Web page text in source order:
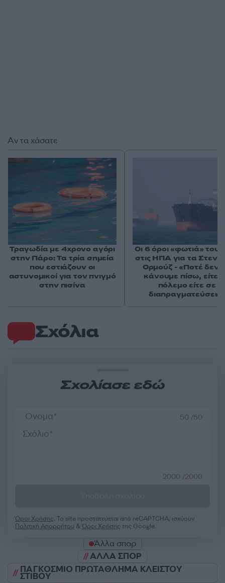
Σχόλια
Σχολίασε εδώ
50 /50
2000 /2000
Όροι Χρήσης. Το site προστατεύεται από reCAPTCHA, ισχύουν
Πολιτική Απορρήτου &Όροι Χρήσης της Google.
Άλλα σπορ
ΑΛΛΑ ΣΠΟΡ
ΠΑΓΚΟΣΜΙΟ ΠΡΩΤΑΘΛΗΜΑ ΚΛΕΙΣΤΟΥ
ΣΤΙΒΟΥ
Αν τα χάσατε
Τραγωδία με 4χρονο αγόρι
στην Πάρο: Τα τρία σημεία
που εστιάζουν οι
αστυνομικοί για τον πνιγμό
στην πισίνα
Οι 6 όροι «φωτιά» του
στις ΗΠΑ για τα Στενά
Ορμούζ - «Ποτέ δεν
κάνουμε πίσω, είτε
πόλεμο είτε σε
διαπραγματεύσεις»